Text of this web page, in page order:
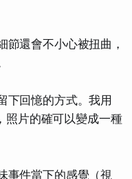
還會不小心被扭曲，
下回憶的方式。我用
照片的確可以變成一種
事件當下的感覺（視